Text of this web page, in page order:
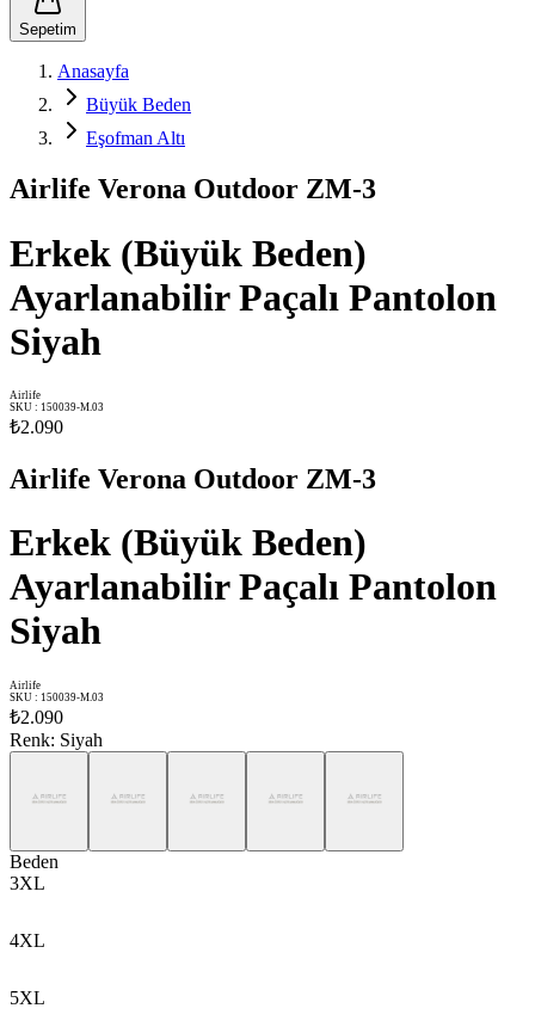
Sepetim
Anasayfa
Büyük Beden
Eşofman Altı
Airlife Verona Outdoor ZM-3
Erkek (Büyük Beden)
Ayarlanabilir Paçalı Pantolon
Siyah
Airlife
SKU : 150039-M.03
₺2.090
Airlife Verona Outdoor ZM-3
Erkek (Büyük Beden)
Ayarlanabilir Paçalı Pantolon
Siyah
Airlife
SKU : 150039-M.03
₺2.090
Renk: Siyah
Beden
3XL
4XL
5XL